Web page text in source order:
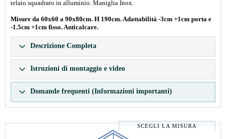
telaio squadrato in alluminio. Maniglia Inox.
Misure da 60x60 a 90x80cm. H 190cm. Adattabilità -3cm +1cm porta e
-1.5cm +1cm fisso. Anticalcare.
Descrizione Completa
Istruzioni di montaggio e video
Domande frequenti (Informazioni importanti)
SCEGLI LA MISURA